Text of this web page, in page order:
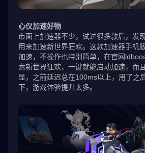
心仪加速好物
市面上加速器不少，试过很多款后，发
用来加速新世界狂欢。这款加速器手机
加速，不操作也特别简单，在官网
索新世界狂欢，一键就能启动加速，而
显，之前延迟总在100ms以上，用了之
下，游戏体验提升太多。